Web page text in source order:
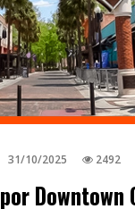
31/10/2025 2492
Downtown